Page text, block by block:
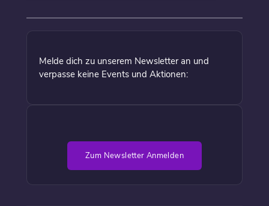
Melde dich zu unserem Newsletter an und
verpasse keine Events und Aktionen:
Zum Newsletter Anmelden